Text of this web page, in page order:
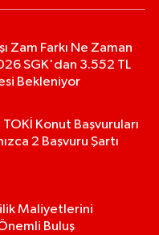
Zam Farkı Ne Zaman
SGK'dan 3.552 TL
Bekleniyor
Konut Başvuruları
2 Başvuru Şartı
Maliyetlerini
Buluş